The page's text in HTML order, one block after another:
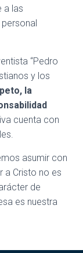
a las
“Pedro
y los
la
cuenta con
asumir con
a Cristo no es
de
es nuestra